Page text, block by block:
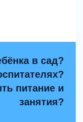
в сад?
питание и
занятия?